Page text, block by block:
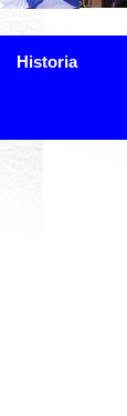
Historia